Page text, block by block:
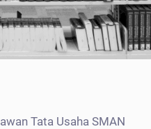
Tata Usaha SMAN